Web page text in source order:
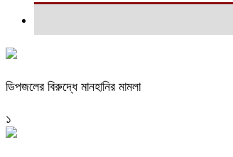
ডিপজলের বিরুদ্ধে মানহানির মামলা
১